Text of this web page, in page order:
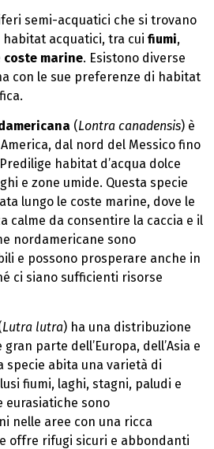
semi-acquatici che si trovano
acquatici, tra cui fiumi,
coste marine. Esistono diverse
con le sue preferenze di habitat
(Lontra canadensis) è
dal nord del Messico fino
habitat d’acqua dolce
e zone umide. Questa specie
lungo le coste marine, dove le
calme da consentire la caccia e il
nordamericane sono
e possono prosperare anche in
ci siano sufficienti risorse
Lutra lutra) ha una distribuzione
parte dell’Europa, dell’Asia e
specie abita una varietà di
fiumi, laghi, stagni, paludi e
eurasiatiche sono
nelle aree con una ricca
offre rifugi sicuri e abbondanti